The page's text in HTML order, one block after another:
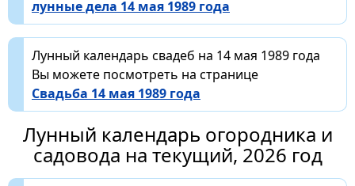
лунные дела 14 мая 1989 года
Лунный календарь свадеб на 14 мая 1989 года
Вы можете посмотреть на странице
Свадьба 14 мая 1989 года
Лунный календарь огородника и
садовода на текущий, 2026 год